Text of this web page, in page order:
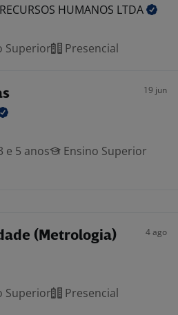
HUMANOS LTDA
Superior Presencial
19 jun
e 5 anos
Ensino Superior
(Metrologia) 4 ago
Superior Presencial